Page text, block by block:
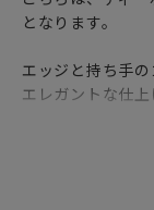
となります。
エッジと持ち手
エレガントな仕上